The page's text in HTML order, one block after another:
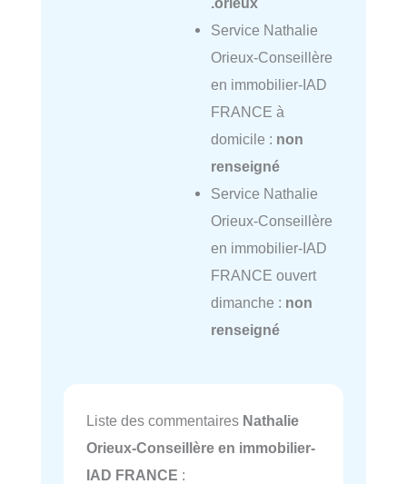
Service Nathalie
Orieux-Conseillère
en immobilier-IAD
FRANCE à
domicile : non
renseigné
Service Nathalie
Orieux-Conseillère
en immobilier-IAD
FRANCE ouvert
dimanche : non
renseigné
Liste des commentaires Nathalie
Orieux-Conseillère en immobilier-
IAD FRANCE :